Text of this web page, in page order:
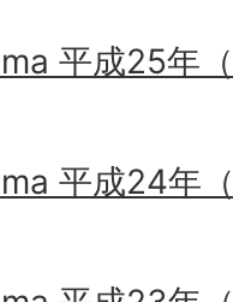
平成25年
平成24年